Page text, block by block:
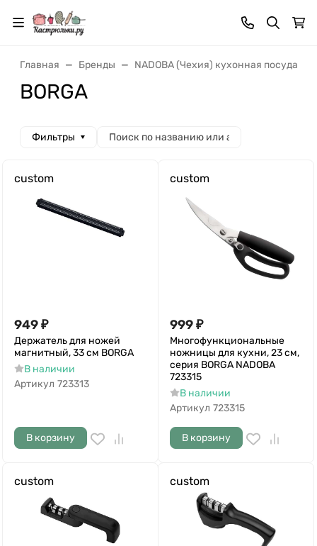
Главная Бренды NADOBA (Чехия) кухонная посуда и
BORGA
Фильтры
custom
949₽
Держатель для ножей
магнитный, 33 см BORGA
В наличии
Артикул 723313
В корзину
custom
999₽
Многофункциональные
ножницы для кухни, 23 см,
серия BORGA NADOBA
723315
В наличии
Артикул 723315
В корзину
custom custom